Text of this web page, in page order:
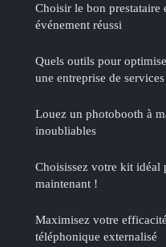
Choisir le bon prestataire
événement réussi
Quels outils pour
une entreprise de services
Louez un photobooth à
inoubliables
Choisissez votre kit idéal
maintenant !
Maximisez votre
téléphonique externalisé